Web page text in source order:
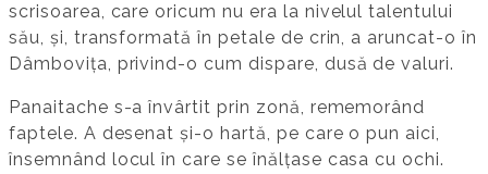
scrisoarea, care oricum nu era la nivelul talentului
său, și, transformată în petale de crin, a aruncat-o în
Dâmbovița, privind-o cum dispare, dusă de valuri.
Panaitache s-a învârtit prin zonă, rememorând
faptele. A desenat și-o hartă, pe care o pun aici,
însemnând locul în care se înălțase casa cu ochi.